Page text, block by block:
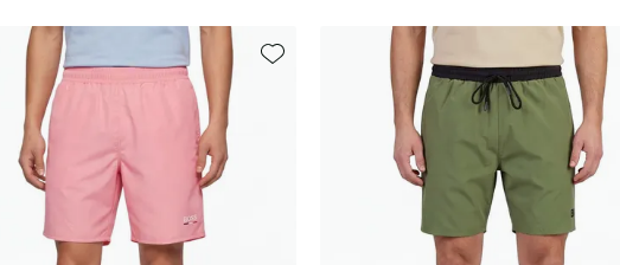
Toevoegen aan favorieten